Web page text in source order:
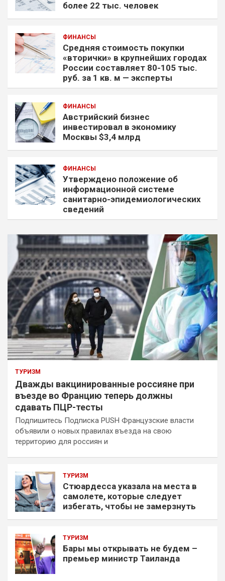
более 22 тыс. человек
ФИНАНСЫ
Средняя стоимость покупки
«вторички» в крупнейших городах
России составляет 80-105 тыс.
руб. за 1 кв. м — эксперты
ФИНАНСЫ
Австрийский бизнес
инвестировал в экономику
Москвы $3,4 млрд
ФИНАНСЫ
Утверждено положение об
информационной системе
санитарно-эпидемиологических
сведений
ТУРИЗМ
Дважды вакцинированные россияне при
въезде во Францию теперь должны
сдавать ПЦР-тесты
Подпишитесь Подписка PUSH Французские власти
объявили о новых правилах въезда на свою
территорию для россиян и
ТУРИЗМ
Стюардесса указала на места в
самолете, которые следует
избегать, чтобы не замерзнуть
ТУРИЗМ
Бары мы открывать не будем –
премьер министр Таиланда